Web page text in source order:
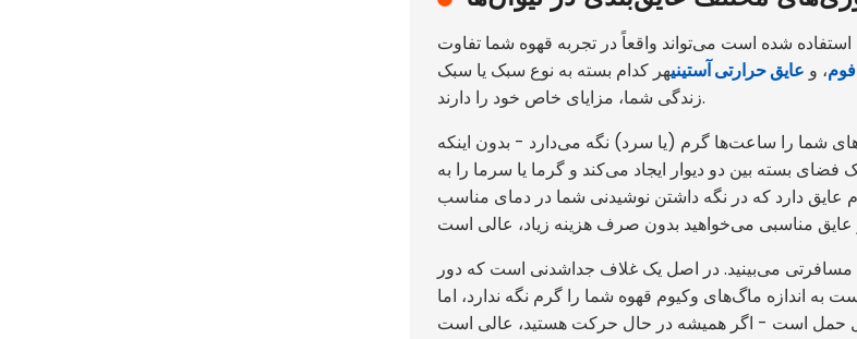
شده است می‌تواند واقعاً در تجربه قهوه شما تفاوت
، و عایق حرارتی آستینیهر کدام بسته به نوع سبک یا سبک
زندگی شما، مزایای خاص خود را دارند.
شما را ساعت‌ها گرم (یا سرد) نگه می‌دارد - بدون اینکه
بسته بین دو دیوار ایجاد می‌کند و گرما یا سرما را به
عایق دارد که در نگه داشتن نوشیدنی شما در دمای مناسب
می‌بینید. در اصل یک غلاف جداشدنی است که دور
اندازه ماگ‌های وکیوم قهوه شما را گرم نگه ندارد، اما